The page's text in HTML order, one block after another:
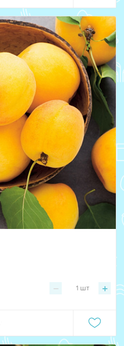
− +
1 шт